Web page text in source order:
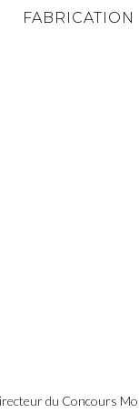
FABRICATION
du Concours